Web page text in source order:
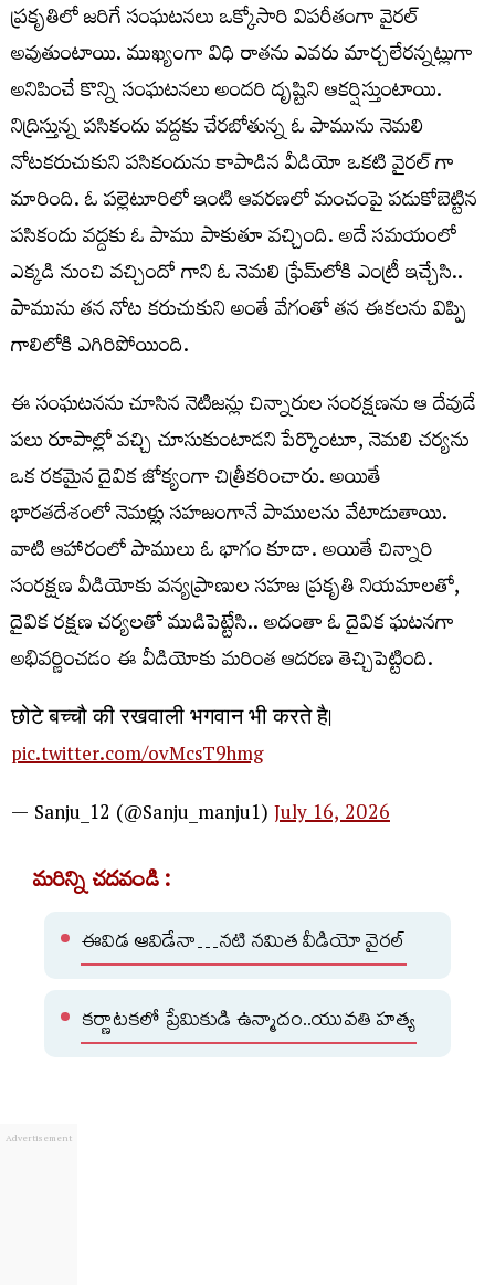
ప్రకృతిలో జరిగే సంఘటనలు ఒక్కోసారి విపరీతంగా వైరల్
అవుతుంటాయి. ముఖ్యంగా విధి రాతను ఎవరు మార్చలేరన్నట్లుగా
అనిపించే కొన్ని సంఘటనలు అందరి దృష్టిని ఆకర్షిస్తుంటాయి.
నిద్రిస్తున్న పసికందు వద్దకు చేరబోతున్న ఓ పామును నెమలి
నోటకరుచుకుని పసికందును కాపాడిన వీడియో ఒకటి వైరల్ గా
మారింది. ఓ పల్లెటూరిలో ఇంటి ఆవరణలో మంచంపై పడుకోబెట్టిన
పసికందు వద్దకు ఓ పాము పాకుతూ వచ్చింది. అదే సమయంలో
ఎక్కడి నుంచి వచ్చిందో గాని ఓ నెమలి ఫ్రేమ్‌లోకి ఎంట్రీ ఇచ్చేసి..
పామును తన నోట కరుచుకుని అంతే వేగంతో తన ఈకలను విప్పి
గాలిలోకి ఎగిరిపోయింది.
ఈ సంఘటనను చూసిన నెటిజన్లు చిన్నారుల సంరక్షణను ఆ దేవుడే
పలు రూపాల్లో వచ్చి చూసుకుంటాడని పేర్కొంటూ, నెమలి చర్యను
ఒక రకమైన దైవిక జోక్యంగా చిత్రీకరించారు. అయితే
భారతదేశంలో నెమళ్లు సహజంగానే పాములను వేటాడుతాయి.
వాటి ఆహారంలో పాములు ఓ భాగం కూడా. అయితే చిన్నారి
సంరక్షణ వీడియోకు వన్యప్రాణుల సహజ ప్రకృతి నియమాలతో,
దైవిక రక్షణ చర్యలతో ముడిపెట్టేసి.. అదంతా ఓ దైవిక ఘటనగా
అభివర్ణించడం ఈ వీడియోకు మరింత ఆదరణ తెచ్చిపెట్టింది.
छोटे बच्चौ की रखवाली भगवान भी करते है।
pic.twitter.com/ovMcsT9hmg
— Sanju_12 (@Sanju_manju1)July 16, 2026
మరిన్ని చదవండి :
ఈవిడ ఆవిడేనా…నటి నమిత వీడియో వైరల్
కర్ణాటకలో ప్రేమికుడి ఉన్మాదం..యువతి హత్య